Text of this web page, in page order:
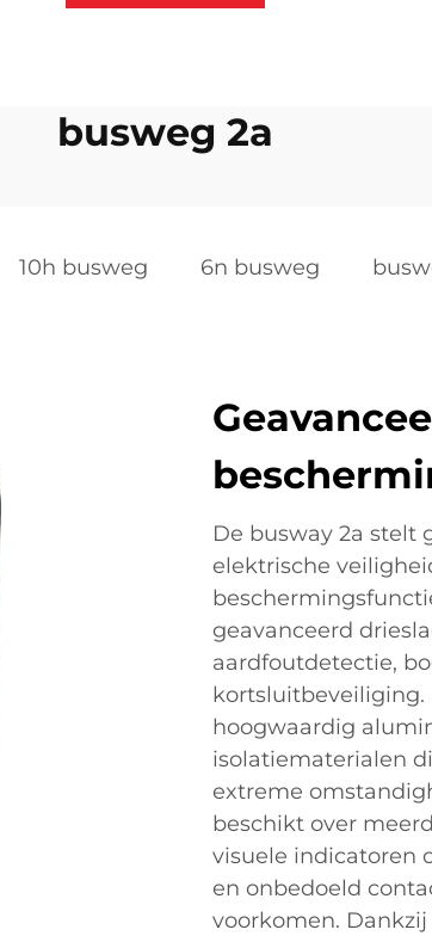
busweg 2a
10h busweg 6n busweg
De busway 2a stelt
elektrische
geavanceerd
aardfoutdetectie,
kortsluitbeveiliging.
hoogwaardig
isolatiematerialen
extreme
beschikt over
visuele indicatoren
en onbedoeld
voorkomen.